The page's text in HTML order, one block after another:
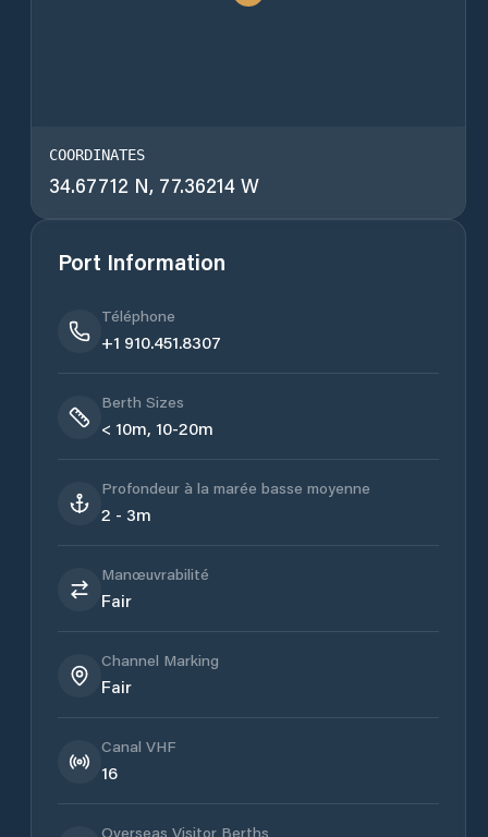
COORDINATES
34.67712 N, 77.36214 W
Port Information
Téléphone
+1 910.451.8307
Berth Sizes
< 10m, 10-20m
Profondeur à la marée basse moyenne
2 - 3m
Manœuvrabilité
Fair
Channel Marking
Fair
Canal VHF
16
Overseas Visitor Berths